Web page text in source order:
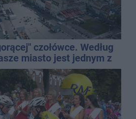
czołówce. Według
miasto jest jednym z
na upały